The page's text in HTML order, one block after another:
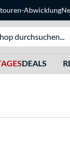
Abwicklung
DEALS